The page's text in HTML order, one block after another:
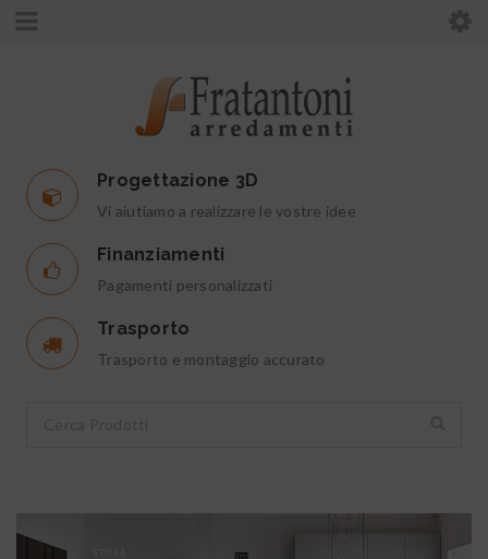
Progettazione 3D
Vi aiutiamo a realizzare le vostre idee
Finanziamenti
Pagamenti personalizzati
Trasporto
Trasporto e montaggio accurato